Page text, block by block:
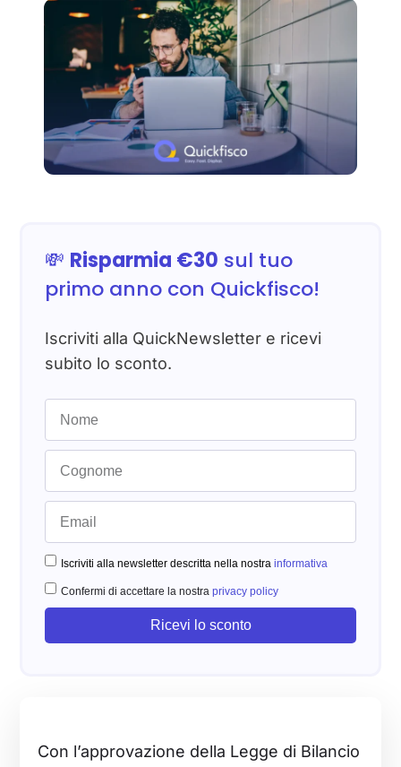
💸 Risparmia €30 sul tuo
primo anno con Quickfisco!
Iscriviti alla QuickNewsletter e ricevi
subito lo sconto.
Iscriviti alla newsletter descritta nella nostra informativa
Confermi di accettare la nostra privacy policy
Ricevi lo sconto
Con l’approvazione della Legge di Bilancio